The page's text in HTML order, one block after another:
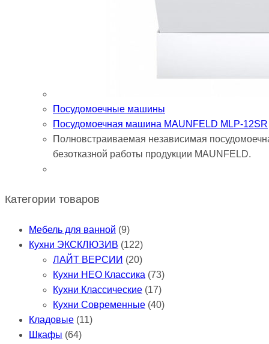
Посудомоечные машины
Посудомоечная машина MAUNFELD MLP-12SR
Полновстраиваемая независимая
безотказной работы продукции MAUNFELD.
Категории товаров
Мебель для ванной (9)
Кухни ЭКСКЛЮЗИВ (122)
ЛАЙТ ВЕРСИИ (20)
Кухни НЕО Классика (73)
Кухни Классические (17)
Кухни Современные (40)
Кладовые (11)
Шкафы (64)